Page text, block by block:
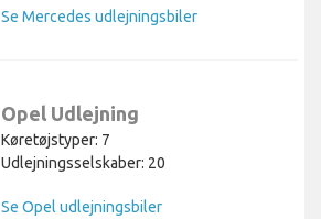
Se Mercedes udlejningsbiler
Opel Udlejning
Køretøjstyper: 7
Udlejningsselskaber: 20
Se Opel udlejningsbiler